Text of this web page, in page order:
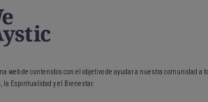
web de contenidos con el objetivo de ayudar a nuestra comunidad
la Espiritualidad y el Bienestar.